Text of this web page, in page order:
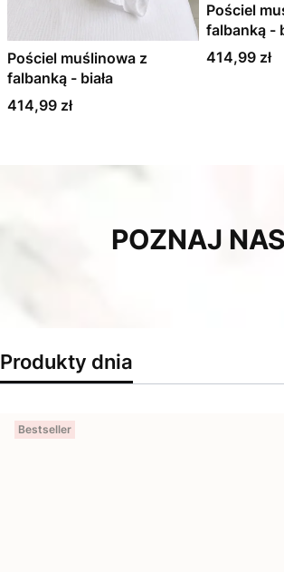
Pościel muślinowa z
falbanką - biała
Cena
414,99 zł
Pościel
falbanką -
Cena
414,99 zł
POZNAJ
Produkty dnia
Bestseller